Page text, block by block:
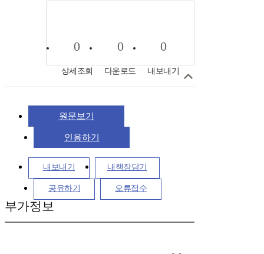
0
상세조회
0
다운로드
0
내보내기
원문보기
인용하기
내보내기 내책장담기
공유하기 오류접수
부가정보